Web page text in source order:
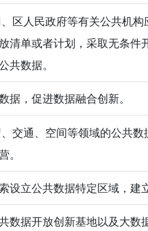
区人民政府等有关公共机
清单或者计划，采取无条
共数据。
，促进数据融合创新。
交通、空间等领域的公共
设立公共数据特定区域，建
数据开放创新基地以及大